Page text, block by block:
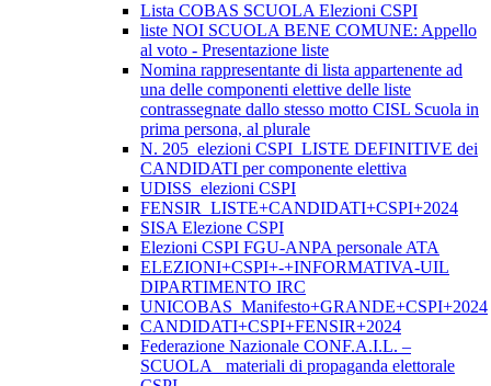
Lista COBAS SCUOLA Elezioni CSPI
liste NOI SCUOLA BENE COMUNE: Appello
al voto - Presentazione liste
Nomina rappresentante di lista appartenente ad
una delle componenti elettive delle liste
contrassegnate dallo stesso motto CISL Scuola in
prima persona, al plurale
N. 205_elezioni CSPI_LISTE DEFINITIVE dei
CANDIDATI per componente elettiva
UDISS_elezioni CSPI
FENSIR_LISTE+CANDIDATI+CSPI+2024
SISA Elezione CSPI
Elezioni CSPI FGU-ANPA personale ATA
ELEZIONI+CSPI+-+INFORMATIVA-UIL
DIPARTIMENTO IRC
UNICOBAS_Manifesto+GRANDE+CSPI+2024
CANDIDATI+CSPI+FENSIR+2024
Federazione Nazionale CONF.A.I.L. –
SCUOLA_ materiali di propaganda elettorale